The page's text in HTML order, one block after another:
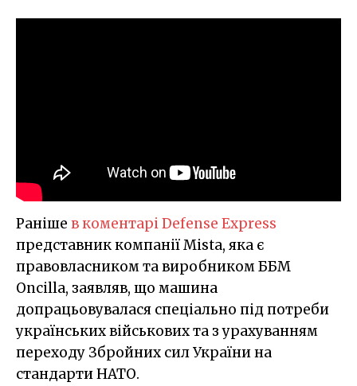
Раніше в коментарі Defense Express
представник компанії Mista, яка є
правовласником та виробником ББМ
Oncilla, заявляв, що машина
допрацьовувалася спеціально під потреби
українських військових та з урахуванням
переходу Збройних сил України на
стандарти НАТО.